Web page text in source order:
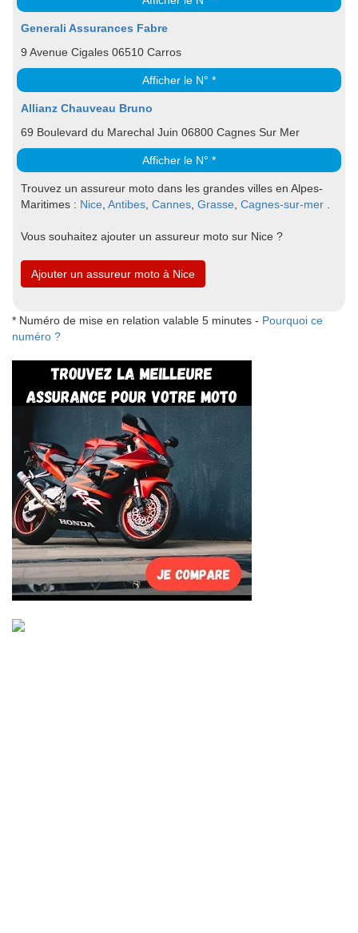
Generali Assurances Fabre
9 Avenue Cigales 06510 Carros
Afficher le N° *
Allianz Chauveau Bruno
69 Boulevard du Marechal Juin 06800 Cagnes Sur Mer
Afficher le N° *
Trouvez un assureur moto dans les grandes villes en Alpes-
Maritimes : Nice Antibes Cannes Grasse Cagnes-sur-mer
Vous souhaitez ajouter un assureur moto sur Nice ?
Ajouter un assureur moto à Nice
* Numéro de mise en relation valable 5 minutes - Pourquoi ce
numéro ?